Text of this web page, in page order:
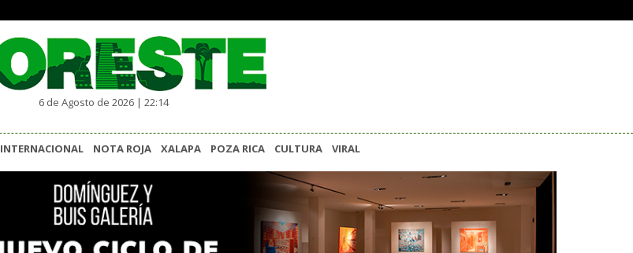
6 de Agosto de 2026 | 22:14
INTERNACIONAL NOTA ROJA XALAPA POZA RICA CULTURA VIRAL